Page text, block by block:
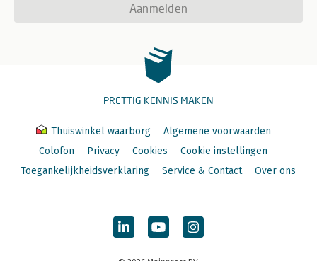
Aanmelden
PRETTIG KENNIS MAKEN
Thuiswinkel waarborg
Algemene voorwaarden
Colofon
Privacy Cookies
Cookie instellingen
Toegankelijkheidsverklaring
Service & Contact Over ons